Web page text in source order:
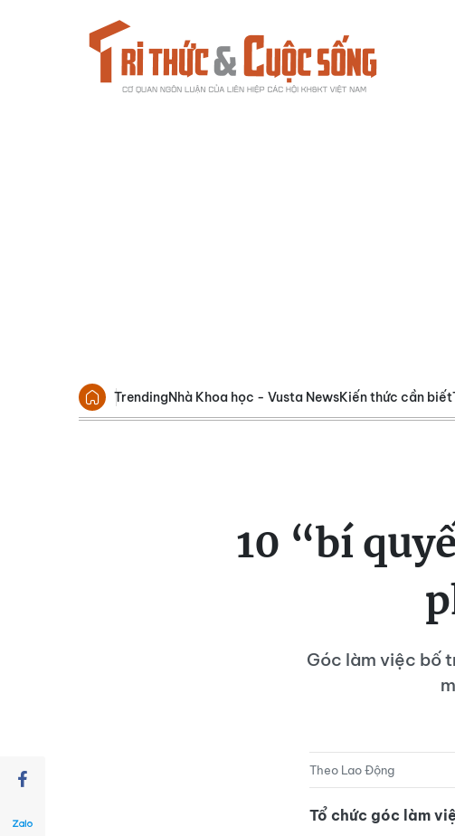
TrendingNhà Khoa học - Vusta NewsKiến thức cần biết
10 “bí
Góc làm việc bố
Theo Lao Động
Tổ chức góc làm